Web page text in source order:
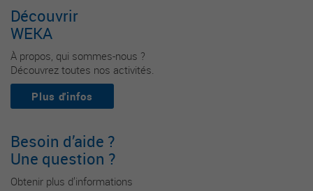
Découvrir
WEKA
À propos, qui sommes-nous ?
Découvrez toutes nos activités.
Plus d'infos
Besoin d’aide ?
Une question ?
Obtenir plus d’informations